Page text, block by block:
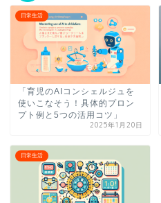
日常生活
「育児のAIコンシェルジュを
使いこなそう！具体的プロン
プト例と5つの活用コツ」
2025年1月20日
日常生活